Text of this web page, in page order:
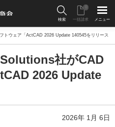
検索 一括請求
0
メニュー
トウェア「ActCAD 2026 Update 140545をリリース
社がCAD
2026 Update
2026年 1月 6日